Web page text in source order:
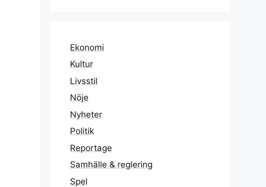
Ekonomi
Kultur
Livsstil
Nöje
Nyheter
Politik
Reportage
Samhälle & reglering
Spel